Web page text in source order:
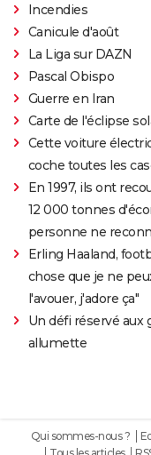
Incendies
Canicule d'août
La Liga sur DAZN
Pascal Obispo
Guerre en Iran
Carte de l'éclipse
Cette voiture
coche toutes les
En 1997, ils ont
12 000 tonnes
personne ne
Erling Haaland,
chose que je ne
l'avouer, j'adore ça"
Un défi réservé aux
allumette
Qui sommes-nous ?